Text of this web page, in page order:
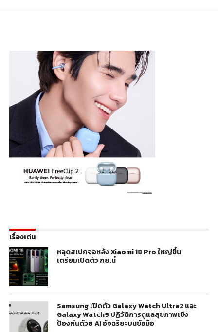
เรื่องเด่น
หลุดสเปกจอหลัง Xiaomi 18 Pro ใหญ่ขึ้น
เตรียมเปิดตัว กย.นี้
Samsung เปิดตัว Galaxy Watch Ultra2 และ
Galaxy Watch9 ปฏิวัติการดูแลสุขภาพเชิง
ป้องกันด้วย AI อัจฉริยะบนข้อมือ